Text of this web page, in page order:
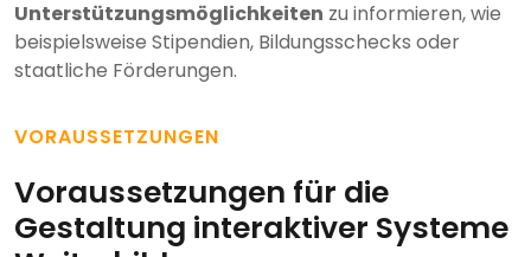
Unterstützungsmöglichkeiten zu informieren, wie
beispielsweise Stipendien, Bildungsschecks oder
staatliche Förderungen.
VORAUSSETZUNGEN
Voraussetzungen für die
Gestaltung interaktiver Systeme